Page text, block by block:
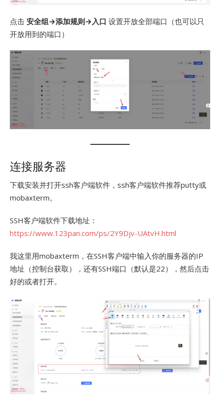
点击 安全组→添加规则→入口 设置开放全部端口（也可以只
开放用到的端口）
连接服务器
下载安装并打开ssh客户端软件，ssh客户端软件推荐putty或
mobaxterm。
SSH客户端软件下载地址：
https://www.123pan.com/ps/2Y9Djv-UAtvH.html
我这里用mobaxterm，在SSH客户端中输入你的服务器的IP
地址（控制台获取），还有SSH端口（默认是22），然后点击
好的或者打开。